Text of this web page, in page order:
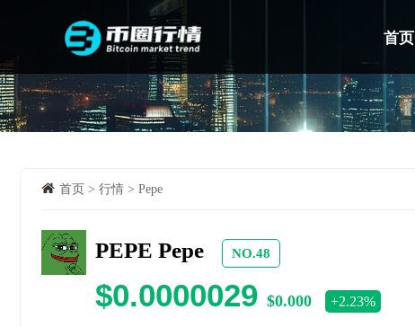
首页
首页 > 行情 > Pepe
PEPE Pepe NO.48
$0.0000029 $0.000 +2.23%